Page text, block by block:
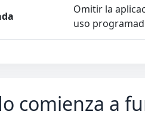
Omitir la
uso
comienza a